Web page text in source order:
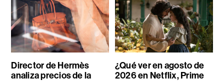
Director de Hermès
analiza precios de la
¿Qué ver en agosto de
2026 en Netflix, Prime